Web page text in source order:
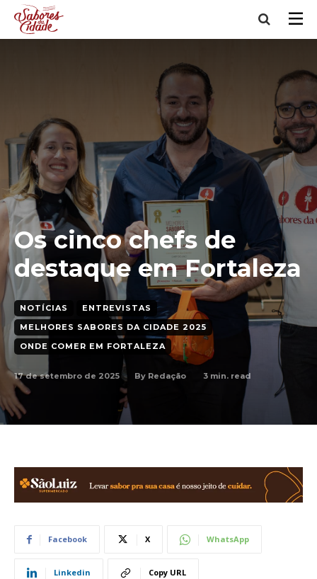
Os cinco chefs de
destaque em Fortaleza
NOTÍCIAS
ENTREVISTAS
MELHORES SABORES DA CIDADE 2025
ONDE COMER EM FORTALEZA
17 de setembro de 2025 By Redação 3 min. read
Facebook X WhatsApp
Linkedin Copy URL